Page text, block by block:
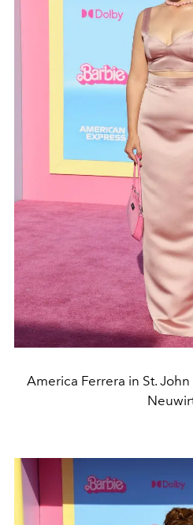
America Ferrera in St.